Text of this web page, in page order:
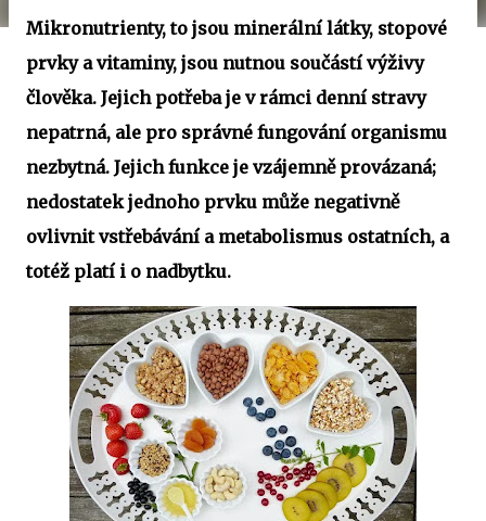
Mikronutrienty, to jsou minerální látky, stopové
prvky a vitaminy, jsou nutnou součástí výživy
člověka. Jejich potřeba je v rámci denní stravy
nepatrná, ale pro správné fungování organismu
nezbytná. Jejich funkce je vzájemně provázaná;
nedostatek jednoho prvku může negativně
ovlivnit vstřebávání a metabolismus ostatních, a
totéž platí i o nadbytku.